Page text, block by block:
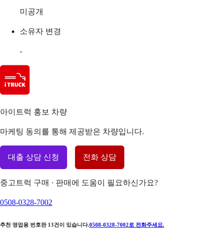
미공개
소유자 변경
-
아이트럭 홍보 차량
마케팅 동의를 통해 제공받은 차량입니다.
대출 상담 신청 전화 상담
중고트럭 구매 · 판매에 도움이 필요하신가요?
0508-0328-7002
추천 영업용 번호판 13건이 있습니다.0508-0328-7002 로 전화주세요.